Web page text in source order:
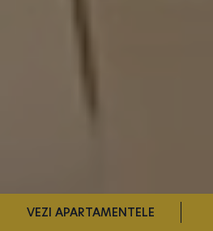
VEZI APARTAMENTELE